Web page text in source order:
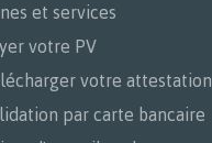
et services
votre PV
votre attestation
par carte bancaire